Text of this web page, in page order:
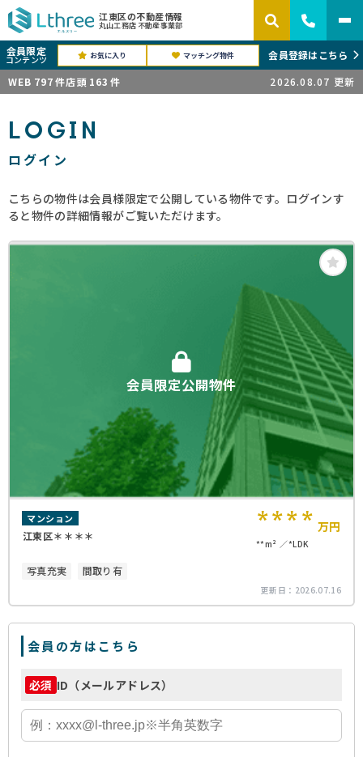
江東区の不動産情報
丸山工務店 不動産事業部
会員限定
コンテンツ お気に入り マッチング物件
会員登録はこちら
WEB 797件店頭 163 件 2026.08.07 更新
LOGIN
ログイン
こちらの物件は会員様限定で公開している物件です。ログインす
ると物件の詳細情報がご覧いただけます。
会員限定公開物件
マンション
江東区＊＊＊＊ **** 万円
**m² *LDK
写真充実 間取り有
更新日： 2026.07.16
会員の方はこちら
必須 ID（メールアドレス）